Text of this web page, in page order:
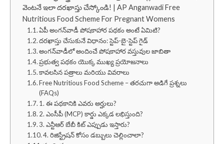
వెంటనే ఇలా దరఖాస్తు చేస్కోండి! | AP Anganwadi Free
Nutritious Food Scheme For Pregnant Womens
ఏపీ అంగన్‌వాడీ పోషకాహార పథకం అంటే ఏమిటి?
దరఖాస్తు చేసుకునే విధానం: స్టెప్-బై-స్టెప్ గైడ్
అంగన్‌వాడీలో అందించే పోషకాహార వస్తువుల జాబితా
ప్రభుత్వ పథకం యొక్క ముఖ్య ప్రయోజనాలు
కావలసిన పత్రాలు మరియు వివరాలు
Free Nutritious Food Scheme – తరచుగా అడిగే ప్రశ్నలు
(FAQs)
1. ఈ పథకానికి ఎవరు అర్హులు?
2. ఎంసీపీ (MCP) కార్డు ఎక్కడ లభిస్తుంది?
3. ఎన్టీఆర్ బేబీ కిట్ ఎప్పుడు ఇస్తారు?
4. రిజిస్ట్రేషన్ కోసం డబ్బులు చెల్లించాలా?